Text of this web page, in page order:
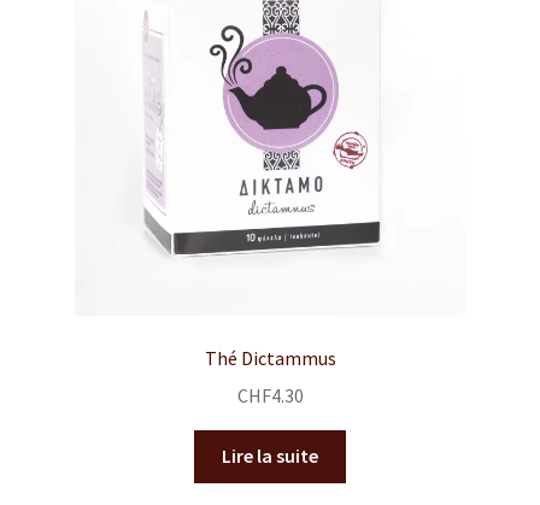
Thé Dictammus
CHF4.30
Lire la suite